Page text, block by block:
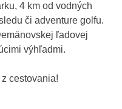
4 km od vodných
či adventure golfu.
ľadovej
výhľadmi.
cestovania!